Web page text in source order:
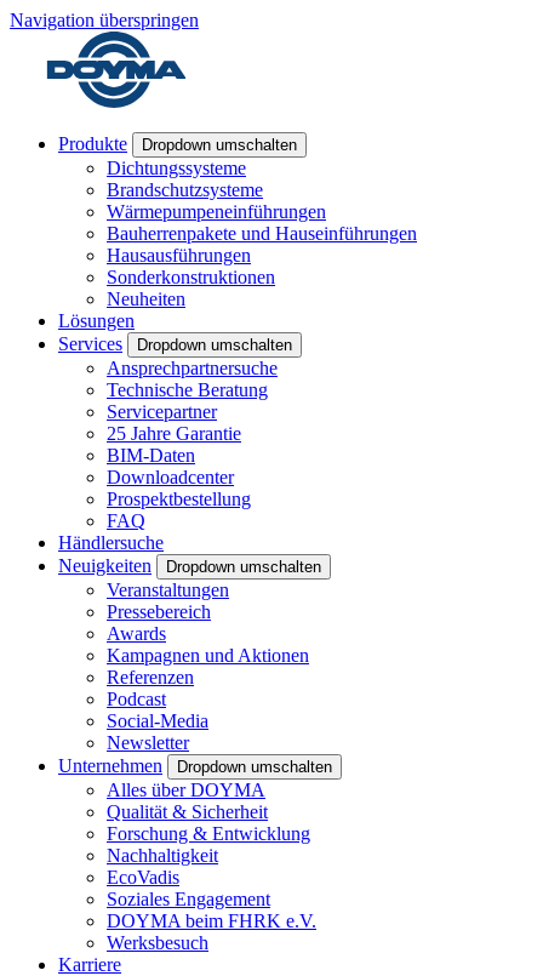
Navigation überspringen
Produkte Dropdown umschalten
Dichtungssysteme
Brandschutzsysteme
Wärmepumpeneinführungen
Bauherrenpakete und Hauseinführungen
Hausausführungen
Sonderkonstruktionen
Neuheiten
Lösungen
Services
Dropdown umschalten
Ansprechpartnersuche
Technische Beratung
Servicepartner
25 Jahre Garantie
BIM-Daten
Downloadcenter
Prospektbestellung
FAQ
Händlersuche
Neuigkeiten
Dropdown umschalten
Veranstaltungen
Pressebereich
Awards
Kampagnen und Aktionen
Referenzen
Podcast
Social-Media
Newsletter
Unternehmen
Dropdown umschalten
Alles über DOYMA
Qualität & Sicherheit
Forschung & Entwicklung
Nachhaltigkeit
EcoVadis
Soziales Engagement
DOYMA beim FHRK e.V.
Werksbesuch
Karriere